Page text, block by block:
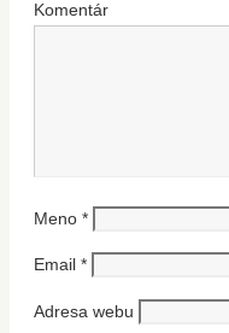
Komentár
Meno*
Email*
Adresa webu